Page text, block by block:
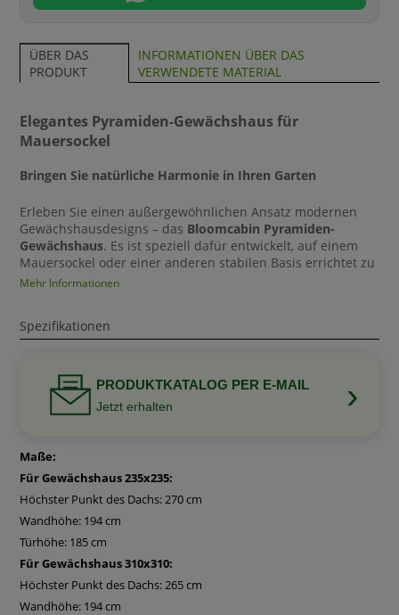
ÜBER DAS
PRODUKT
INFORMATIONEN ÜBER DAS
VERWENDETE MATERIAL
Elegantes Pyramiden-Gewächshaus für
Mauersockel
Bringen Sie natürliche Harmonie in Ihren Garten
Erleben Sie einen außergewöhnlichen Ansatz modernen
Gewächshausdesigns – das Bloomcabin Pyramiden-
Gewächshaus. Es ist speziell dafür entwickelt, auf einem
Mauersockel oder einer anderen stabilen Basis errichtet zu
werden. So verbindet es zeitlose Ästhetik mit funktionalem
Gartenliebhaber, die Wert auf Qualität, Stil und
Warum das Bloomcabin Pyramiden-Gewächshaus
wählen?
Dieses Gewächshaus ist darauf ausgelegt, auf einem
Mauersockel oder einer festen Basis Ihrer Wahl montiert zu
Wand – Sie entscheiden über das Fundament und
verleihen Ihrem Gewächshaus damit eine persönliche Note.
Stabile und langlebige Konstruktion:
Gefertigt aus hochwertigen Aluminiumprofilen und
erhältlich mit Glas- oder Polycarbonatverglasung, bietet das
Mehr Informationen
Spezifikationen
PRODUKTKATALOG PER E-MAIL
Jetzt erhalten ›
Maße:
Für Gewächshaus 235x235:
Höchster Punkt des Dachs: 270 cm
Wandhöhe: 194 cm
Türhöhe: 185 cm
Für Gewächshaus 310x310:
Höchster Punkt des Dachs: 265 cm
Wandhöhe: 194 cm